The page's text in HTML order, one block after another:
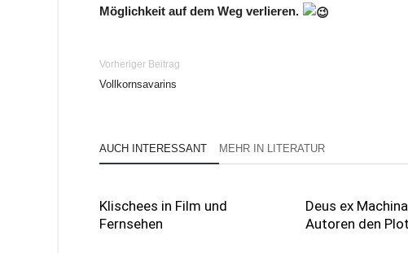
Möglichkeit auf dem Weg verlieren.
Vorheriger Beitrag
Vollkornsavarins
AUCH INTERESSANT MEHR IN LITERATUR
Klischees in Film und
Fernsehen
Deus ex
Autoren den